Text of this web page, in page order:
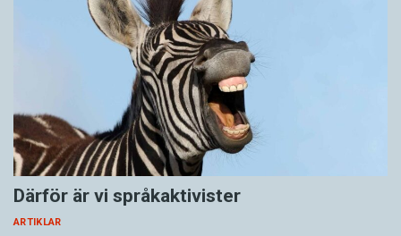
Därför är vi språkaktivister
ARTIKLAR